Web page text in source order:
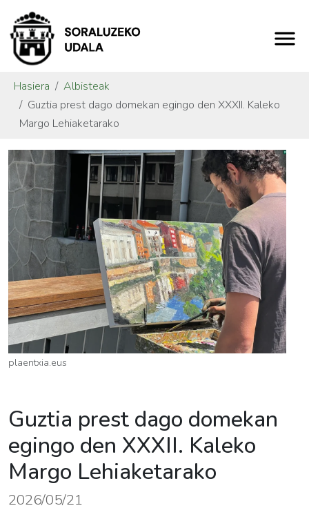
Hasiera
Albisteak
Guztia prest dago domekan egingo den XXXII. Kaleko
Margo Lehiaketarako
plaentxia.eus
Guztia prest dago domekan
egingo den XXXII. Kaleko
Margo Lehiaketarako
2026/05/21